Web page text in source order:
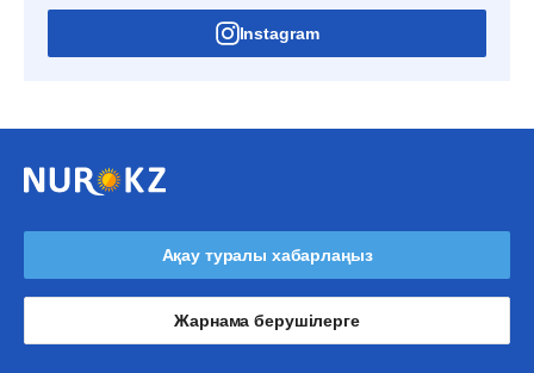
Instagram
Ақау туралы хабарлаңыз
Жарнама берушілерге